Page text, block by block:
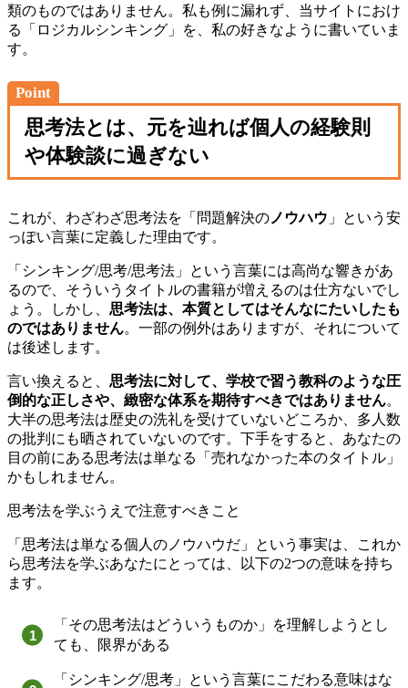
類のものではありません。私も例に漏れず、当サイトにおけ
る「ロジカルシンキング」を、私の好きなように書いていま
す。
Point
思考法とは、元を辿れば個人の経験則
や体験談に過ぎない
これが、わざわざ思考法を「問題解決の ノウハウ 」という安
っぽい言葉に定義した理由です。
「シンキング/思考/思考法」という言葉には高尚な響きがあ
るので、そういうタイトルの書籍が増えるのは仕方ないでし
ょう。しかし、 思考法は、本質としてはそんなにたいしたも
のではありません。一部の例外はありますが、それについて
は後述します。
言い換えると、 思考法に対して、学校で習う教科のような圧
倒的な正しさや、緻密な体系を期待すべきではありません。
大半の思考法は歴史の洗礼を受けていないどころか、多人数
の批判にも晒されていないのです。下手をすると、あなたの
目の前にある思考法は単なる「売れなかった本のタイトル」
かもしれません。
思考法を学ぶうえで注意すべきこと
「思考法は単なる個人のノウハウだ」という事実は、これか
ら思考法を学ぶあなたにとっては、以下の2つの意味を持ち
ます。
「その思考法はどういうものか」を理解しようとし
ても、限界がある
「シンキング/思考」という言葉にこだわる意味はな